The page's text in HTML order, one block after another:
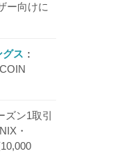
ー向けに
ス
ズン1取引
・